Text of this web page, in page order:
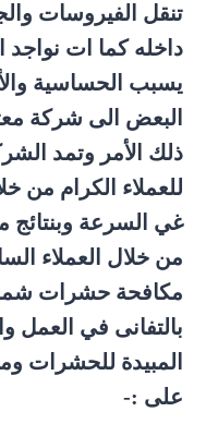
تنقل الفيروسات
داخله كما ات
يسبب الحساسية
البعض الى شركة
ذلك الأمر وتمد
للعملاء الكرام من
غي السرعة وبنتائج
من خلال العملاء
مكافحة حشرات
بالتفانى في العمل
المبيدة للحشرات
على :-